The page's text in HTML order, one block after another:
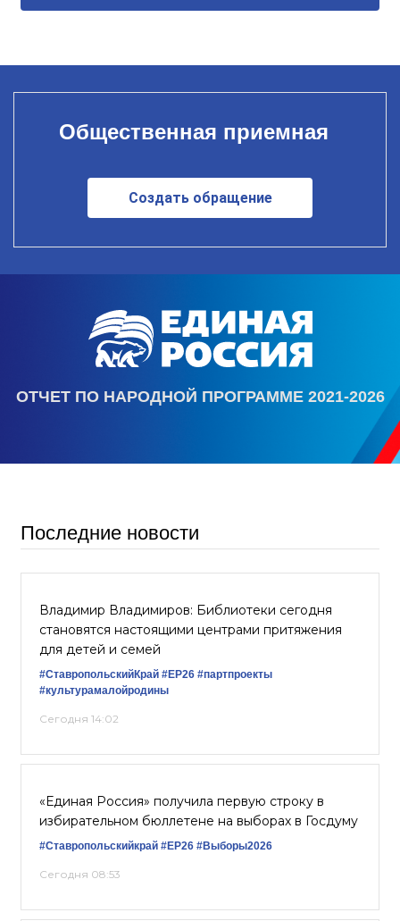
Общественная приемная
Создать обращение
ОТЧЕТ ПО НАРОДНОЙ ПРОГРАММЕ 2021-2026
Последние новости
Владимир Владимиров: Библиотеки сегодня
становятся настоящими центрами притяжения
для детей и семей
#СтавропольскийКрай #ЕР26 #партпроекты
#культурамалойродины
Сегодня 14:02
«Единая Россия» получила первую строку в
избирательном бюллетене на выборах в Госдуму
#Ставропольскийкрай #ЕР26 #Выборы2026
Сегодня 08:53